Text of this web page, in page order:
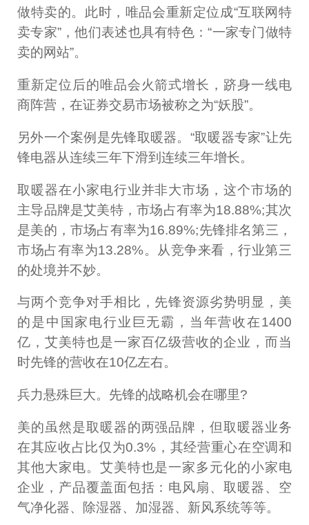
做特卖的。此时，唯品会重新定位成“互联网特
卖专家”，他们表述也具有特色：“一家专门做特
卖的网站”。
重新定位后的唯品会火箭式增长，跻身一线电
商阵营，在证券交易市场被称之为“妖股”。
另外一个案例是先锋取暖器。“取暖器专家”让先
锋电器从连续三年下滑到连续三年增长。
取暖器在小家电行业并非大市场，这个市场的
主导品牌是艾美特，市场占有率为18.88%;其次
是美的，市场占有率为16.89%;先锋排名第三，
市场占有率为13.28%。从竞争来看，行业第三
的处境并不妙。
与两个竞争对手相比，先锋资源劣势明显，美
的是中国家电行业巨无霸，当年营收在1400
亿，艾美特也是一家百亿级营收的企业，而当
时先锋的营收在10亿左右。
兵力悬殊巨大。先锋的战略机会在哪里?
美的虽然是取暖器的两强品牌，但取暖器业务
在其应收占比仅为0.3%，其经营重心在空调和
其他大家电。艾美特也是一家多元化的小家电
企业，产品覆盖面包括：电风扇、取暖器、空
气净化器、除湿器、加湿器、新风系统等等。